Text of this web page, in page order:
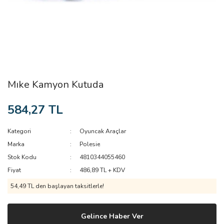
Mıke Kamyon Kutuda
584,27 TL
Kategori
Oyuncak Araçlar
Marka
Polesie
Stok Kodu
4810344055460
Fiyat
486,89 TL + KDV
54,49 TL den başlayan taksitlerle!
Gelince Haber Ver